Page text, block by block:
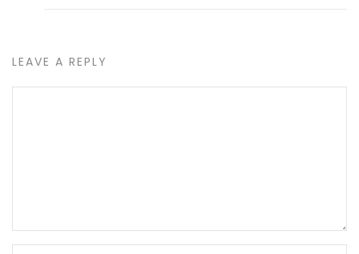
LEAVE A REPLY